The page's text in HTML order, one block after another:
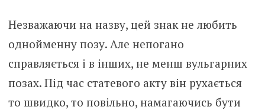
Незважаючи на назву, цей знак не любить
однойменну позу. Але непогано
справляється і в інших, не менш вульгарних
позах. Під час статевого акту він рухається
то швидко, то повільно, намагаючись бути